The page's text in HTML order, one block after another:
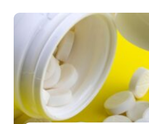
kabelbakker en central rolle. De